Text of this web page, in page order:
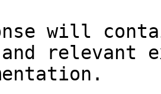
will
relevant